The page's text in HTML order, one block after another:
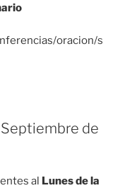
oracion/s
de
al Lunes de la